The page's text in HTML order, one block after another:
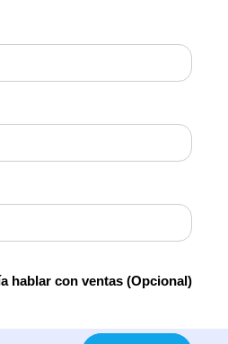
hablar con ventas (Opcional)